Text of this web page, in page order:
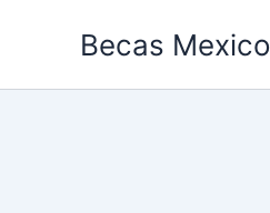
Becas Mexico